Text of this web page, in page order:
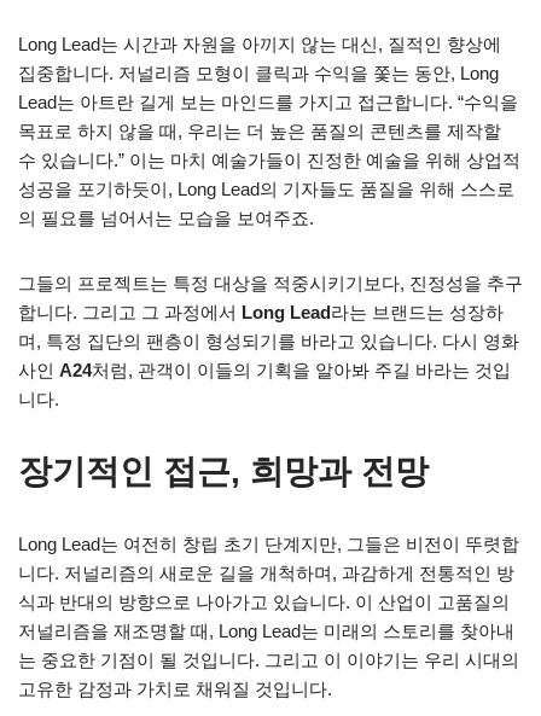
Long Lead는 시간과 자원을 아끼지 않는 대신, 질적인 향상에
집중합니다. 저널리즘 모형이 클릭과 수익을 쫓는 동안, Long
Lead는 아트란 길게 보는 마인드를 가지고 접근합니다. “수익을
목표로 하지 않을 때, 우리는 더 높은 품질의 콘텐츠를 제작할
수 있습니다.” 이는 마치 예술가들이 진정한 예술을 위해 상업적
성공을 포기하듯이, Long Lead의 기자들도 품질을 위해 스스로
의 필요를 넘어서는 모습을 보여주죠.
그들의 프로젝트는 특정 대상을 적중시키기보다, 진정성을 추구
합니다. 그리고 그 과정에서 Long Lead라는 브랜드는 성장하
며, 특정 집단의 팬층이 형성되기를 바라고 있습니다. 다시 영화
사인 A24처럼, 관객이 이들의 기획을 알아봐 주길 바라는 것입
니다.
장기적인 접근, 희망과 전망
Long Lead는 여전히 창립 초기 단계지만, 그들은 비전이 뚜렷합
니다. 저널리즘의 새로운 길을 개척하며, 과감하게 전통적인 방
식과 반대의 방향으로 나아가고 있습니다. 이 산업이 고품질의
저널리즘을 재조명할 때, Long Lead는 미래의 스토리를 찾아내
는 중요한 기점이 될 것입니다. 그리고 이 이야기는 우리 시대의
고유한 감정과 가치로 채워질 것입니다.